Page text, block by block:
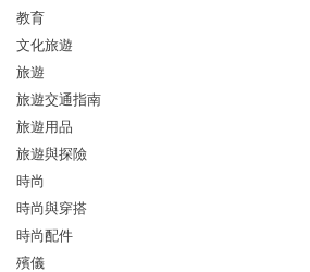
教育
文化旅遊
旅遊
旅遊交通指南
旅遊用品
旅遊與探險
時尚
時尚與穿搭
時尚配件
殯儀